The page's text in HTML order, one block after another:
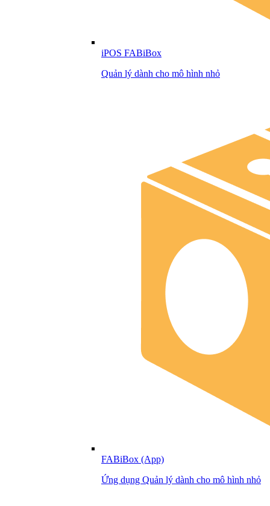
iPOS FABiBox
Quản lý dành cho mô hình nhỏ
FABiBox (App)
Ứng dụng Quản lý dành cho mô hình nhỏ